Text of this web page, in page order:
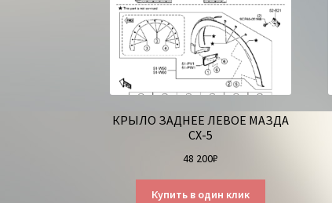
КРЫЛО ЗАДНЕЕ ЛЕВОЕ МАЗДА
СХ-5
48 200₽
Купить в один клик